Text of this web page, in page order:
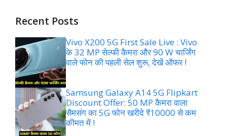
Recent Posts
Vivo X200 5G First Sale Live : Vivo
के 32 MP सेल्फी कैमरा और 90 W चार्जिंग
वाले फोन की पहली सेल शुरू, देखें ऑफर !
Samsung Galaxy A14 5G Flipkart
Discount Offer: 50 MP कैमरा वाला
सैमसंग का 5G फोन खरीदे ₹10000 से कम
कीमत में !